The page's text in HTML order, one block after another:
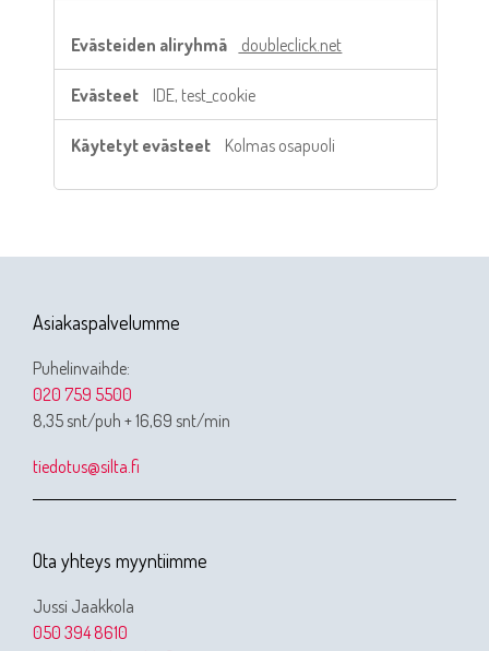
doubleclick.net
IDE, test_cookie
Kolmas osapuoli
Asiakaspalvelumme
Puhelinvaihde:
020 759 5500
8,35 snt/puh + 16,69 snt/min
tiedotus@silta.fi
Ota yhteys myyntiimme
Jussi Jaakkola
050 394 8610